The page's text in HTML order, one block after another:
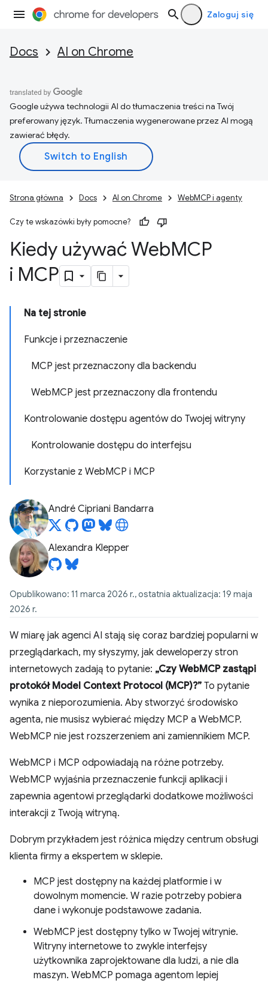
Zaloguj się
Docs AI on Chrome
Google używa technologii AI do tłumaczenia treści na Twój
preferowany język. Tłumaczenia wygenerowane przez AI mogą
zawierać błędy.
Strona główna Docs AI on Chrome WebMCP i agenty
Czy te wskazówki były pomocne?
Kiedy używać WebMCP
i MCP
Na tej stronie
Funkcje i przeznaczenie
MCP jest przeznaczony dla backendu
WebMCP jest przeznaczony dla frontendu
Kontrolowanie dostępu agentów do Twojej witryny
Kontrolowanie dostępu do interfejsu
Korzystanie z WebMCP i MCP
André Cipriani Bandarra
Alexandra Klepper
Opublikowano: 11 marca 2026 r., ostatnia aktualizacja: 19 maja
2026 r.
W miarę jak agenci AI stają się coraz bardziej popularni w
przeglądarkach, my słyszymy, jak deweloperzy stron
internetowych zadają to pytanie: „Czy WebMCP zastąpi
protokół Model Context Protocol (MCP)?” To pytanie
wynika z nieporozumienia. Aby stworzyć środowisko
agenta, nie musisz wybierać między MCP a WebMCP.
WebMCP nie jest rozszerzeniem ani zamiennikiem MCP.
WebMCP i MCP odpowiadają na różne potrzeby.
WebMCP wyjaśnia przeznaczenie funkcji aplikacji i
zapewnia agentowi przeglądarki dodatkowe możliwości
interakcji z Twoją witryną.
Dobrym przykładem jest różnica między centrum obsługi
klienta firmy a ekspertem w sklepie.
MCP jest dostępny na każdej platformie i w
dowolnym momencie. W razie potrzeby pobiera
dane i wykonuje podstawowe zadania.
WebMCP jest dostępny tylko w Twojej witrynie.
Witryny internetowe to zwykle interfejsy
użytkownika zaprojektowane dla ludzi, a nie dla
maszyn. WebMCP pomaga agentom lepiej